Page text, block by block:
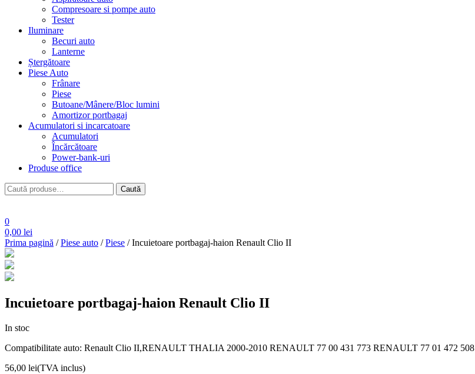
Compresoare si pompe auto
Tester
Iluminare
Becuri auto
Lanterne
Ștergătoare
Piese Auto
Frânare
Piese
Butoane/Mânere/Bloc lumini
Amortizor portbagaj
Acumulatori si incarcatoare
Acumulatori
Încărcătoare
Power-bank-uri
Produse office
Caută
după:
Caută
0
0,00 lei
Prima pagină /Piese auto /Piese / Incuietoare portbagaj-haion Renault Clio II
Incuietoare portbagaj-haion Renault Clio II
In stoc
Compatibilitate auto: Renault Clio II,RENAULT THALIA 2000-2010 RENAULT 77 00 431 773 RENAULT 77 01 472 508
56,00 lei(TVA inclus)